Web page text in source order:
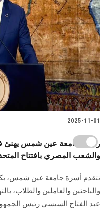
2025-11-01
رئيس جامعة عين شمس يهنئ
والشعب المصري بافتتاح
تتقدم أسرة جامعة عين شمس،
والباحثين والعاملين والطلاب،
عبد الفتاح السيسي رئيس